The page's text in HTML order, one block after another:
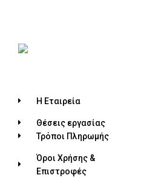
Η Εταιρεία
Θέσεις εργασίας
Τρόποι Πληρωμής
Όροι Χρήσης &
Επιστροφές